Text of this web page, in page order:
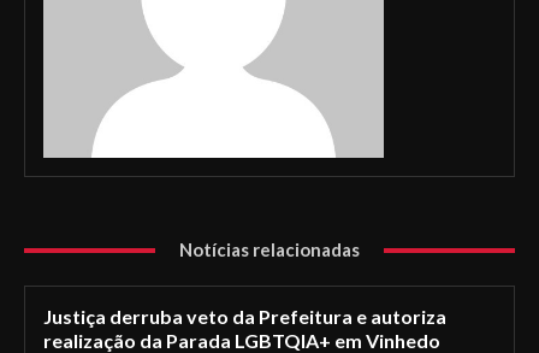
Notícias relacionadas
Justiça derruba veto da Prefeitura e autoriza
realização da Parada LGBTQIA+ em Vinhedo